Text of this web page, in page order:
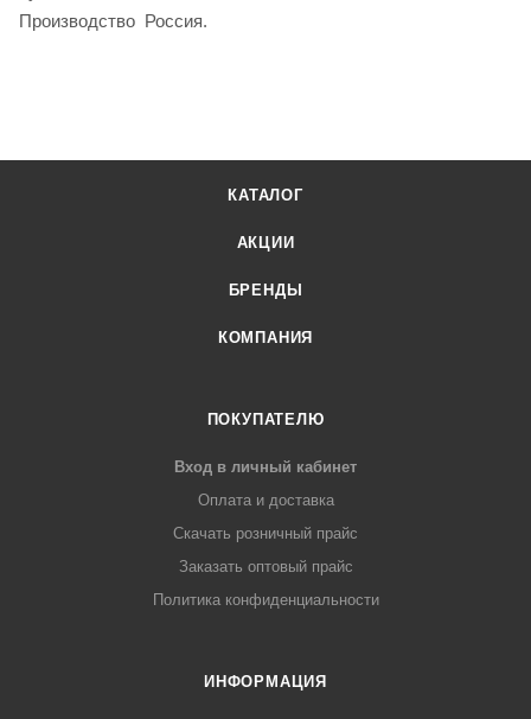
Производство Россия.
КАТАЛОГ
АКЦИИ
БРЕНДЫ
КОМПАНИЯ
ПОКУПАТЕЛЮ
Вход в личный кабинет
Оплата и доставка
Скачать розничный прайс
Заказать оптовый прайс
Политика конфиденциальности
ИНФОРМАЦИЯ